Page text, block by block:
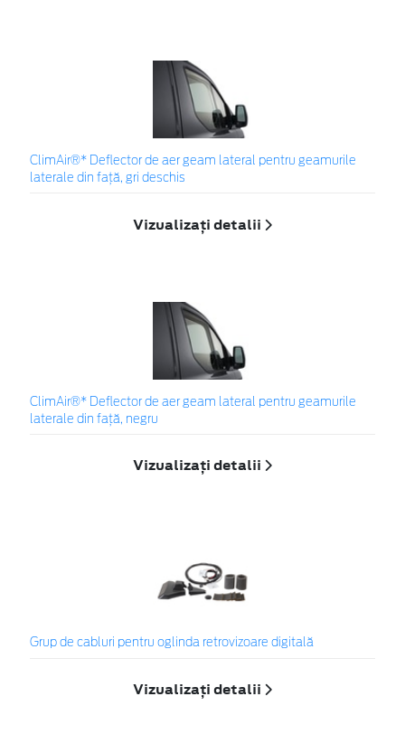
ClimAir®* Deflector de aer geam lateral pentru geamurile
laterale din faţă, gri deschis
Vizualizați detalii
ClimAir®* Deflector de aer geam lateral pentru geamurile
laterale din faţă, negru
Vizualizați detalii
Grup de cabluri pentru oglinda retrovizoare digitală
Vizualizați detalii